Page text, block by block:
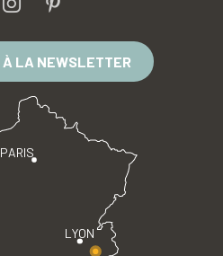
À LA NEWSLETTER
PARIS
LYON